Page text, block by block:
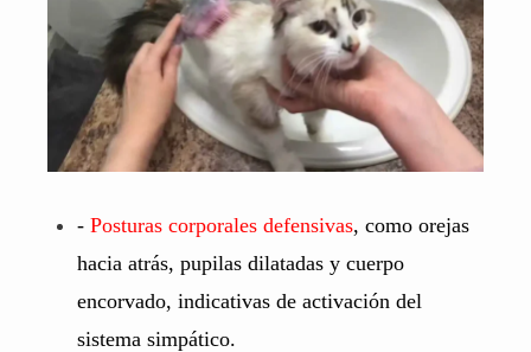
- Posturas corporales defensivas, como orejas
hacia atrás, pupilas dilatadas y cuerpo
encorvado, indicativas de activación del
sistema simpático.